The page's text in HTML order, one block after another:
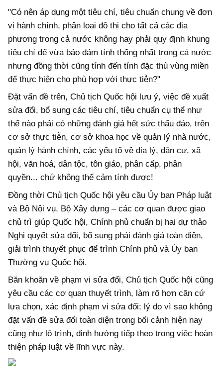
"Có nên áp dụng một tiêu chí, tiêu chuẩn chung về đơn
vị hành chính, phân loại đô thị cho tất cả các địa
phương trong cả nước không hay phải quy định khung
tiêu chí để vừa bảo đảm tính thống nhất trong cả nước
nhưng đồng thời cũng tính đến tính đặc thù vùng miền
để thực hiện cho phù hợp với thực tiễn?"
Đặt vấn đề trên, Chủ tịch Quốc hội lưu ý, việc đề xuất
sửa đổi, bổ sung các tiêu chí, tiêu chuẩn cụ thể như
thế nào phải có những đánh giá hết sức thấu đáo, trên
cơ sở thực tiễn, cơ sở khoa học về quản lý nhà nước,
quản lý hành chính, các yếu tố về địa lý, dân cư, xã
hội, văn hoá, dân tộc, tôn giáo, phân cấp, phân
quyền... chứ không thể cảm tính được!
Đồng thời Chủ tịch Quốc hội yêu cầu Ủy ban Pháp luật
và Bộ Nội vụ, Bộ Xây dựng – các cơ quan được giao
chủ trì giúp Quốc hội, Chính phủ chuẩn bị hai dự thảo
Nghị quyết sửa đổi, bổ sung phải đánh giá toàn diện,
giải trình thuyết phục để trình Chính phủ và Ủy ban
Thường vụ Quốc hội.
Băn khoăn về phạm vi sửa đổi, Chủ tịch Quốc hội cũng
yêu cầu các cơ quan thuyết trình, làm rõ hơn căn cứ
lựa chọn, xác định phạm vi sửa đổi; lý do vì sao không
đặt vấn đề sửa đổi toàn diện trong bối cảnh hiện nay
cũng như lộ trình, định hướng tiếp theo trong việc hoàn
thiện pháp luật về lĩnh vực này.